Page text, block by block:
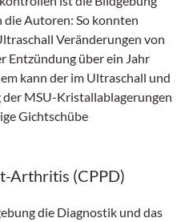
Autoren: So konnten
Veränderungen von
Entzündung über ein Jahr
kann der im Ultraschall und
der MSU-Kristallablagerungen
Gichtschübe
Arthritis (CPPD)
die Diagnostik und das